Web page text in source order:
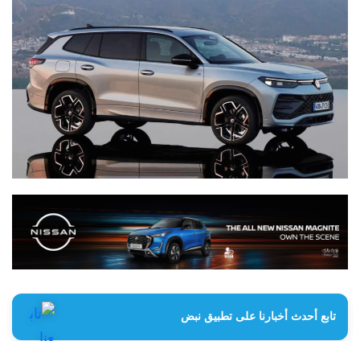
تابع أحدث أخبارنا على تطبيق نبض